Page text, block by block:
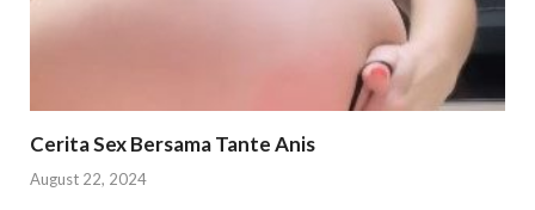
Cerita Sex Bersama Tante Anis
August 22, 2024